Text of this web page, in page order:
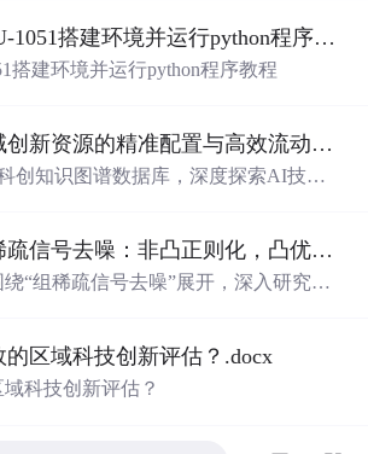
解决方案，推动科技创新与产业创新研华网关ECU-1051搭建环境并运行python程序教程
搭建环境并运行python程序教程
如何实现区域创新资源的精准配置与高效流动？.docx
创知识图谱数据库，深度探索AI技术
解决方案，推动科技创新与产业创新语音增强组稀疏信号去噪：非凸正则化，凸优化研究（Matlab代码实现）
“组稀疏信号去噪”展开，深入研究了
复方法的局限性，从而在语音增强等
的去噪性能。研究采用组稀疏建模范
区域科技创新评估？.docx
科技创新评估？